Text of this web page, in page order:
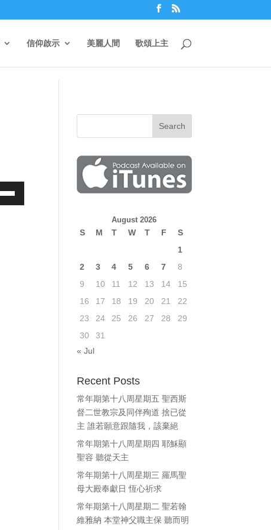
信仰啟示 美麗人間 歌頌上主
August 2026
S M T W T F
S
1
2
3 4 5 6 7
8
9
10 11 12 13 14
15
16
17 18 19 20 21
22
23
24 25 26 27 28
29
30
31
« Jul
Recent Posts
常年期第十八周星期五 聖西斯
督二世教宗及同伴殉道 捨已從
主 誰若願意跟隨我，該棄絕
常年期第十八周星期四 耶穌顯
聖容 聽從天主
常年期第十八周星期三 羅馬聖
母大殿奉獻日 恆心祈求
常年期第十八周星期二 聖若翰
維雅納 本堂神父職主保 聽而明